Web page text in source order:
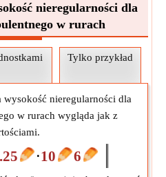
nieregularności dla
w rurach
Tylko przykład
nieregularności dla
w rurach wygląda jak z
⋅10 6